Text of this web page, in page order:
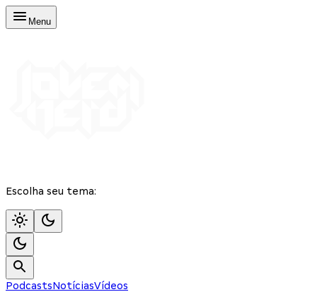
Menu
Escolha seu tema:
PodcastsNotíciasVídeos